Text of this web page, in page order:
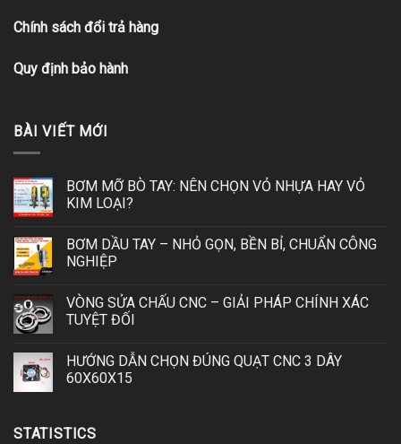
Chính sách đổi trả hàng
Quy định bảo hành
BÀI VIẾT MỚI
BƠM MỠ BÒ TAY: NÊN CHỌN VỎ NHỰA HAY VỎ
KIM LOẠI?
BƠM DẦU TAY – NHỎ GỌN, BỀN BỈ, CHUẨN CÔNG
NGHIỆP
VÒNG SỬA CHẤU CNC – GIẢI PHÁP CHÍNH XÁC
TUYỆT ĐỐI
HƯỚNG DẪN CHỌN ĐÚNG QUẠT CNC 3 DÂY
60X60X15
STATISTICS